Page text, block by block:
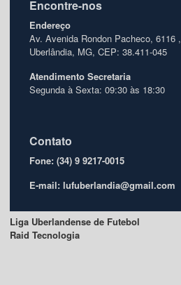
Encontre-nos
Endereço
Av. Avenida Rondon Pacheco, 6116 ,
Uberlândia, MG, CEP: 38.411-045
Atendimento Secretaria
Segunda à Sexta: 09:30 às 18:30
Contato
Fone: (34) 9 9217-0015
E-mail: lufuberlandia@gmail.com
Liga Uberlandense de Futebol
Raid Tecnologia